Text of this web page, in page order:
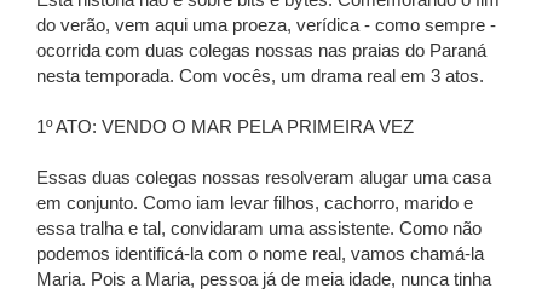
do verão, vem aqui uma proeza, verídica - como sempre -
ocorrida com duas colegas nossas nas praias do Paraná
nesta temporada. Com vocês, um drama real em 3 atos.
1º ATO: VENDO O MAR PELA PRIMEIRA VEZ
Essas duas colegas nossas resolveram alugar uma casa
em conjunto. Como iam levar filhos, cachorro, marido e
essa tralha e tal, convidaram uma assistente. Como não
podemos identificá-la com o nome real, vamos chamá-la
Maria. Pois a Maria, pessoa já de meia idade, nunca tinha